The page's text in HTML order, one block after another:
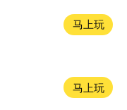
马上玩
马上玩